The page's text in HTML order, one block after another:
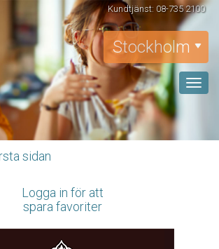
Kundtjänst: 08-735 2100
Stockholm
Toggle
sidan
Logga in för att
spara favoriter